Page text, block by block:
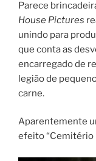
Parece
House Pictures
unindo para
que conta as
encarregado de
legião de
carne.
Aparentemente
efeito “Cemitério